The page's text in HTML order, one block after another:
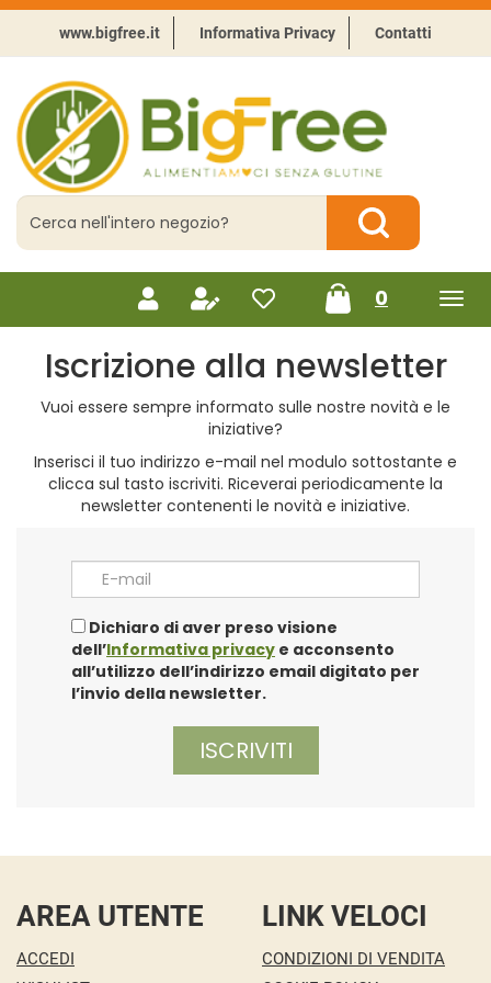
Passa
contenuto
principale
www.bigfree.it Informativa Privacy Contatti
BigFree
-
Punto
celiachia
Cerca
Prodotto
Cerca Prodotto
0prodotti
inseriti
Iscrizione alla newsletter
Vuoi essere sempre informato sulle nostre novità e le
iniziative?
Inserisci il tuo indirizzo e-mail nel modulo sottostante e
clicca sul tasto iscriviti. Riceverai periodicamente la
newsletter contenenti le novità e iniziative.
E-mail
Dichiaro di aver preso visione
dell’Informativa privacy e acconsento
all’utilizzo dell’indirizzo email digitato per
l’invio della newsletter.
AREA UTENTE
ACCEDI
LINK VELOCI
CONDIZIONI DI VENDITA